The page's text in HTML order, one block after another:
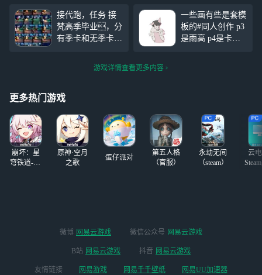
要常驻花环，杏花
或书虫，希望是个
温柔款的，搞纯爱
接代跑，任务 接
梵高季毕业，分
有季卡和无季卡
本人 全程录像，
定金，安官vivo 有
板考虑我的话会多
送哒
一些画有些是套模
板的#同人创作 p3
是雨高 p4是卡龙 p
游戏详情查看更多内容
更多热门游戏
崩坏：星
穹铁道-4.4
原神·空月
之歌
蛋仔派对
第五人格
（官服）
永劫无间
（steam）
云
微博 网易云游戏 微信公众号 网易云游戏
B站 网易云游戏 抖音 网易云游戏
友情链接 网易游戏 网易千千壁纸 网易UU加速器